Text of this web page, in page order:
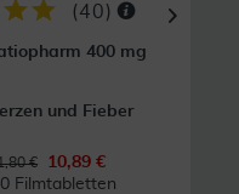
(40)
400 mg
und Fieber
€
10,89 €
Filmtabletten